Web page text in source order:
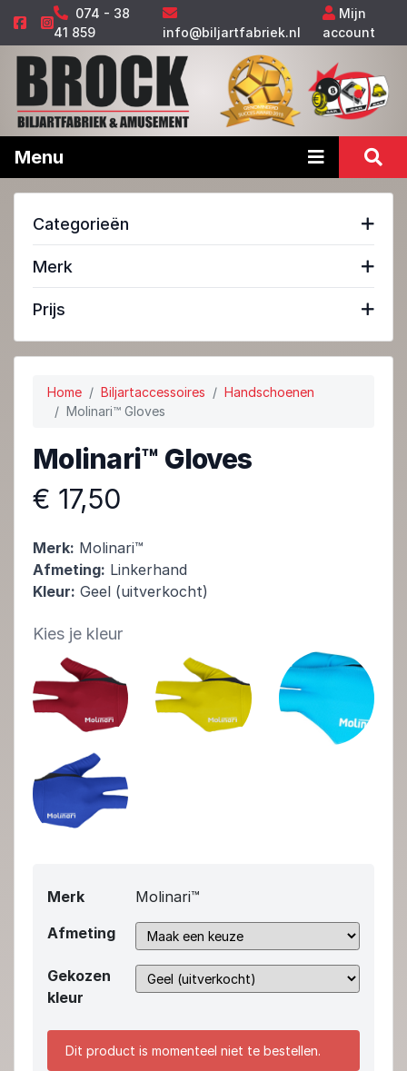
074 - 38
41 859
info@biljartfabriek.nl
Mijn
account
Menu
Categorieën
Merk
Prijs
Home Biljartaccessoires
Handschoenen
Molinari™ Gloves
Molinari™ Gloves
€ 17,50
Merk: Molinari™
Afmeting: Linkerhand
Kleur: Geel (uitverkocht)
Kies je kleur
Merk
Molinari™
Afmeting
Gekozen
kleur
Dit product is momenteel niet te bestellen.